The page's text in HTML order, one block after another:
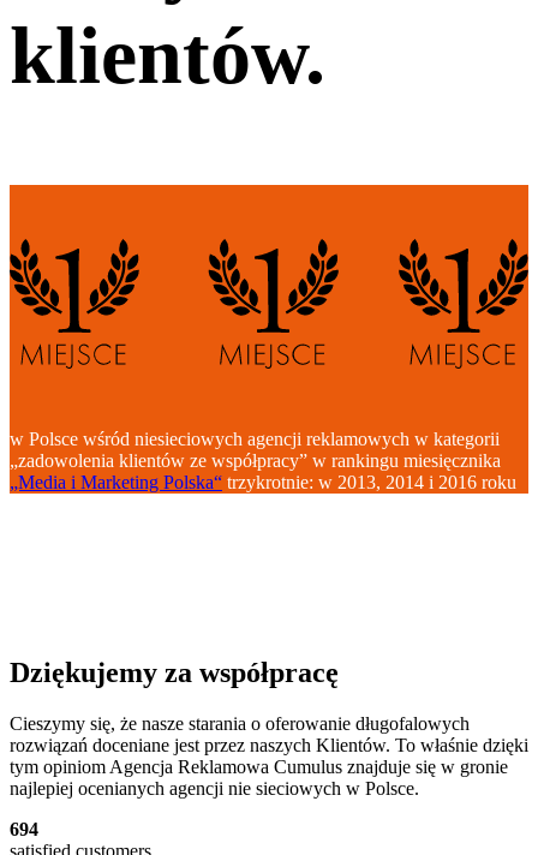
klientów.
w Polsce wśród niesieciowych agencji reklamowych w kategorii
„zadowolenia klientów ze współpracy” w rankingu miesięcznika
„Media i Marketing Polska“ trzykrotnie: w 2013, 2014 i 2016 roku
Dziękujemy za współpracę
Cieszymy się, że nasze starania o oferowanie długofalowych
rozwiązań doceniane jest przez naszych Klientów. To właśnie dzięki
tym opiniom Agencja Reklamowa Cumulus znajduje się w gronie
najlepiej ocenianych agencji nie sieciowych w Polsce.
694
satisfied customers